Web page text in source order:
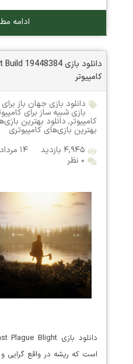
ادامه
کامپیوتر
دانلود بازی جهان باز برای
بازی شبیه ساز برای
کامپیوتر, دانلود بهترین
بهترین بازی‌های کامپیوتری
۴,۹۴۵ بازدید
۱۴ مرداد ۱۴۰۴
۰ نظر
است که ریشه در واقع